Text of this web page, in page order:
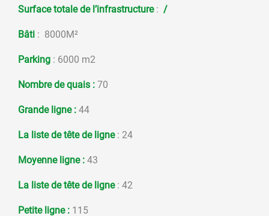
Surface totale de l’infrastructure: /
Bâti : 8000M²
Parking : 6000 m2
Nombre de quais : 70
Grande ligne : 44
La liste de tête de ligne : 24
Moyenne ligne : 43
La liste de tête de ligne : 42
Petite ligne : 115